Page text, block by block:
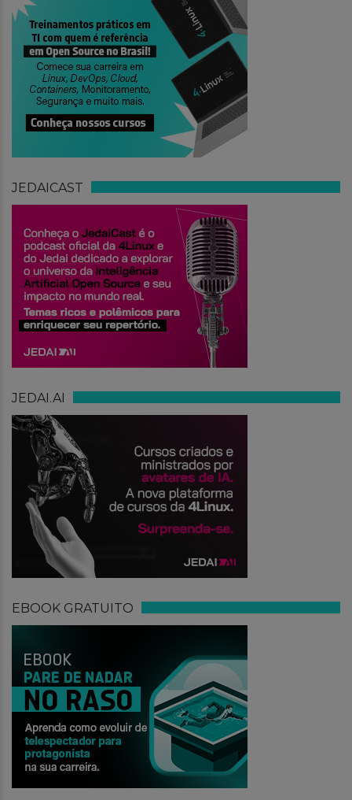
JEDAICAST
JEDAI.AI
EBOOK GRATUITO